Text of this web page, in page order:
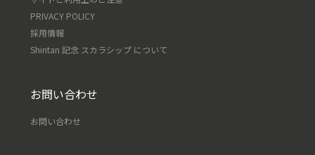
PRIVACY POLICY
採用情報
Shintan 記念 スカラシップ について
お問い合わせ
お問い合わせ